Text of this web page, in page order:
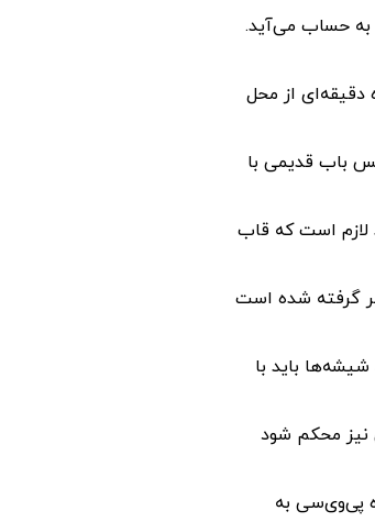
به حساب می‌آید.
دقیقه‌ای از محل
باب قدیمی با
لازم است که قاب
باید با
نیز محکم شود
پی‌وی‌سی به